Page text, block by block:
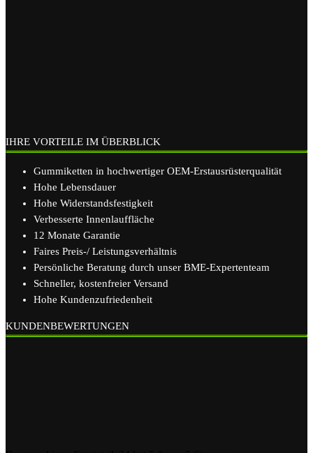
IHRE VORTEILE IM ÜBERBLICK
Gummiketten in hochwertiger OEM-Erstausrüsterqualität
Hohe Lebensdauer
Hohe Widerstandsfestigkeit
Verbesserte Innenlauffläche
12 Monate Garantie
Faires Preis-/ Leistungsverhältnis
Persönliche Beratung durch unser BME-Expertenteam
Schneller, kostenfreier Versand
Hohe Kundenzufriedenheit
KUNDENBEWERTUNGEN